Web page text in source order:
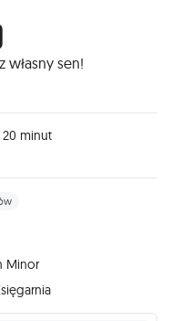
własny sen!
minut
Minor